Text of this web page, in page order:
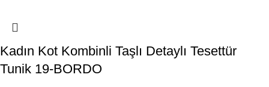
Kadın Kot Kombinli Taşlı Detaylı Tesettür
Tunik 19-BORDO